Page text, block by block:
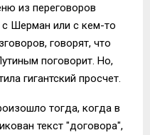
из переговоров
Шерман или с кем-то
говорят, что
поговорит. Но,
гигантский просчет.
тогда, когда в
текст "договора",